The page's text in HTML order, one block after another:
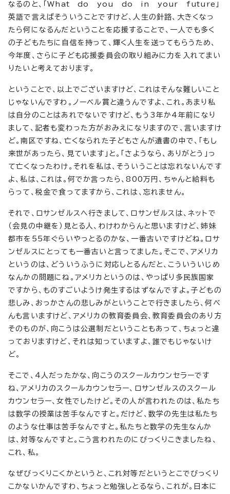
なるのと、「What do you do in your future」
英語で言えばそういうことですけど、人生の針路、大きくなっ
たら何になるんだということを応援することで、一人でも多く
の子どもたちに自信を持って、輝く人生を送ってもらうため、
今年度、さらに子ども応援委員会の取り組みに力を入れてまい
りたいと考えております。
ということで、以上でございますけど、これはそんな難しいこと
じゃないんですわ。ノーベル賞と違うんですよ、これ。あまり私
は自分のことはあれでないですけど、もう3年か4年前になり
まして、記者も変わった方がおみえになりますので、言いますけ
ど。南区ですね、亡くなられた子どもさんが遺書の中で、「もし
来世があったら、見ています」と。「さようなら、ありがとう」っ
て亡くなったわけ。それを私は、そういうことは忘れないんです
よ、私は、これは。何でか言ったら、800万円、ちゃんと給料も
らって、税金で食ってますから、これは、忘れません。
それで、ロサンゼルスへ行きまして、ロサンゼルスは、ネットで
（会見の中継を）見とる人、わけわからんと思いますけど、姉妹
都市を55年ぐらいやっとるのかな、一番古いですけどね。ロサ
ンゼルスにとっても一番古いと言ってました。そこで、アメリカ
というのは、どういうふうに対応しとるんだと、こういういじめ
なんかの問題にね。アメリカというのは、やっぱり多民族国家
ですから、ものすごいようけ発生するはずなんですよ。子どもの
悲しみ、おっかさんの悲しみがということで行きましたら、何べ
んも言いますけど、アメリカの教育委員会、教育委員会のあり方
そのものが、向こうは公選制だということもあって、ちょっと違
っておりますけど、それは知っていますよ、誰でもじゃないけ
ど。
そこで、4人だったかな、向こうのスクールカウンセラーです
ね、アメリカのスクールカウンセラー、ロサンゼルスのスクール
カウンセラー、女性でしたけど。その人が言われたのは、私たち
は数学の授業は苦手なんですと。だけど、数学の先生は私たち
のような仕事は苦手なんですと。私たちと数学の先生なんか
は、対等なんですと。こう言われたのにびっくりこきましたね、
これ、私。
なぜびっくりこくかというと、これ対等だというとこでびっくり
こかないかんですわ、ちょっと勉強しとるなら、これが。日本に